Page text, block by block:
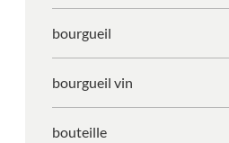
bourgueil
bourgueil vin
bouteille